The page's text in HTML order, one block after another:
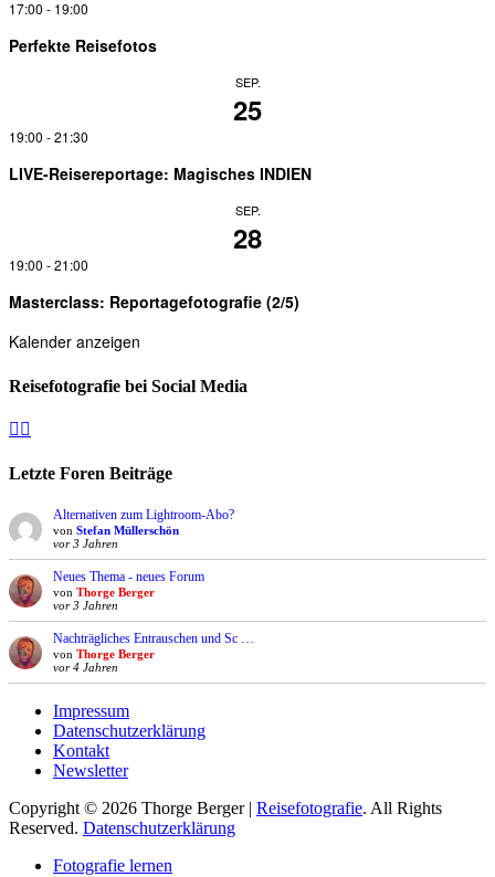
17:00 - 19:00
Perfekte Reisefotos
SEP.
25
19:00 -21:30
LIVE-Reisereportage: Magisches INDIEN
SEP.
28
19:00 -21:00
Masterclass: Reportagefotografie (2/5)
Kalender anzeigen
Reisefotografie bei Social Media
Facebook
Letzte Foren Beiträge
Alternativen zum Lightroom-Abo?
von Stefan Müllerschön
vor 3 Jahren
Neues Thema - neues Forum
von Thorge Berger
vor 3 Jahren
Nachträgliches Entrauschen und Sc …
von Thorge Berger
vor 4 Jahren
Impressum
Datenschutzerklärung
Kontakt
Newsletter
Copyright © 2026 Thorge Berger | Reisefotografie. All Rights
Reserved. Datenschutzerklärung
scrollenFotografie lernen